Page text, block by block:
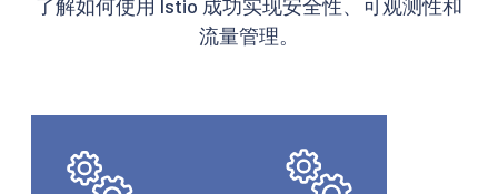
了解如何使用 Istio 成功实现安全性、可观测性和
流量管理。